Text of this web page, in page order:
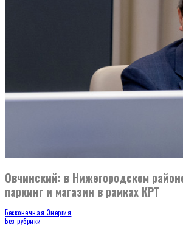
Овчинский: в Нижегородском
паркинг и магазин в рамках КРТ
Бесконечная Энергия
Без рубрики